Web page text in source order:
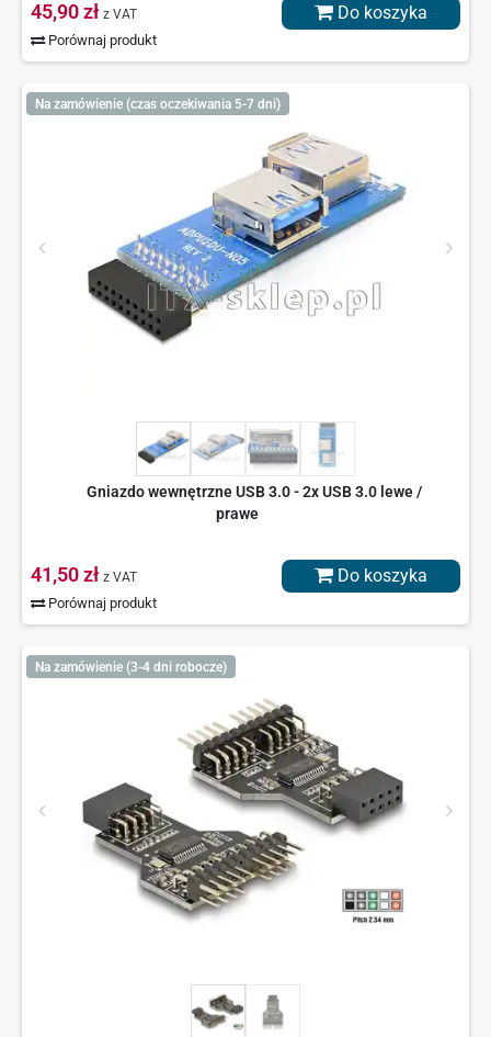
45,90 zł z VAT
Porównaj produkt
Do koszyka
Na zamówienie (czas oczekiwania 5-7 dni)
Gniazdo wewnętrzne USB 3.0 - 2x USB 3.0 lewe /
prawe
41,50 zł z VAT
Porównaj produkt
Do koszyka
Na zamówienie (3-4 dni robocze)